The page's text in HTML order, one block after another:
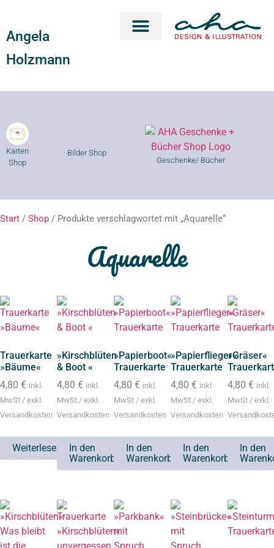
Angela
Holzmann
Karten
Shop
Bilder Shop
Geschenke/ Bücher
Start / Shop / Produkte verschlagwortet mit „Aquarelle“
Aquarelle
Trauerkarte
»Bäume«
4,80 € inkl.
MwSt / exkl.
Versandkosten
Weiterlesen
»Kirschblüten
& Boot «
4,80 € inkl.
MwSt / exkl.
Versandkosten
In den
Warenkorb
»Papierboot«
Trauerkarte
4,80 € inkl.
MwSt / exkl.
Versandkosten
In den
Warenkorb
»Papierflieger«
Trauerkarte
4,80 € inkl.
MwSt / exkl.
Versandkosten
In den
Warenkorb
»Gräser«
4,80 € inkl.
MwSt / exkl.
In den